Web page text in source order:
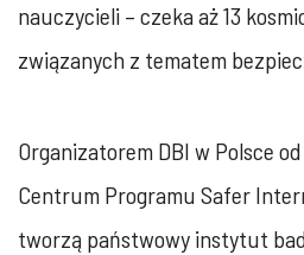
nauczycieli – czeka aż 13
związanych z tematem
Organizatorem DBI w Polsce
Centrum Programu Safer
tworzą państwowy instytut